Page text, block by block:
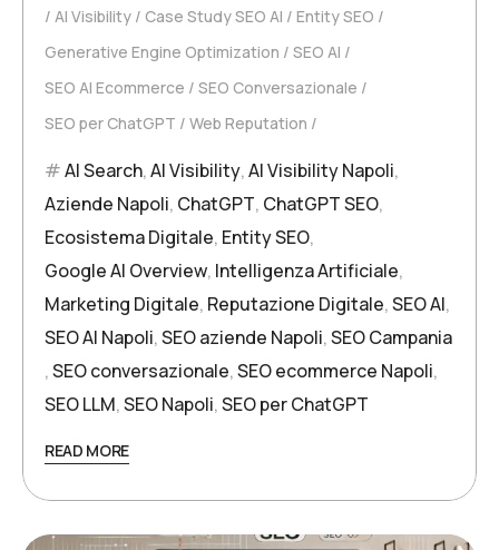
AI Visibility Case Study SEO AI
Entity SEO
Generative Engine Optimization
SEO AI
SEO AI Ecommerce
SEO Conversazionale
SEO per ChatGPT
Web Reputation
AI Search,AI Visibility,AI Visibility Napoli,
Aziende Napoli, ChatGPT, ChatGPT SEO,
Ecosistema Digitale, Entity SEO,
Google AI Overview, Intelligenza Artificiale,
Marketing Digitale, Reputazione Digitale,SEO AI,
SEO AI Napoli,SEO aziende Napoli,SEO Campania
,SEO conversazionale,SEO ecommerce Napoli,
SEO LLM,SEO Napoli,SEO per ChatGPT
READ MORE